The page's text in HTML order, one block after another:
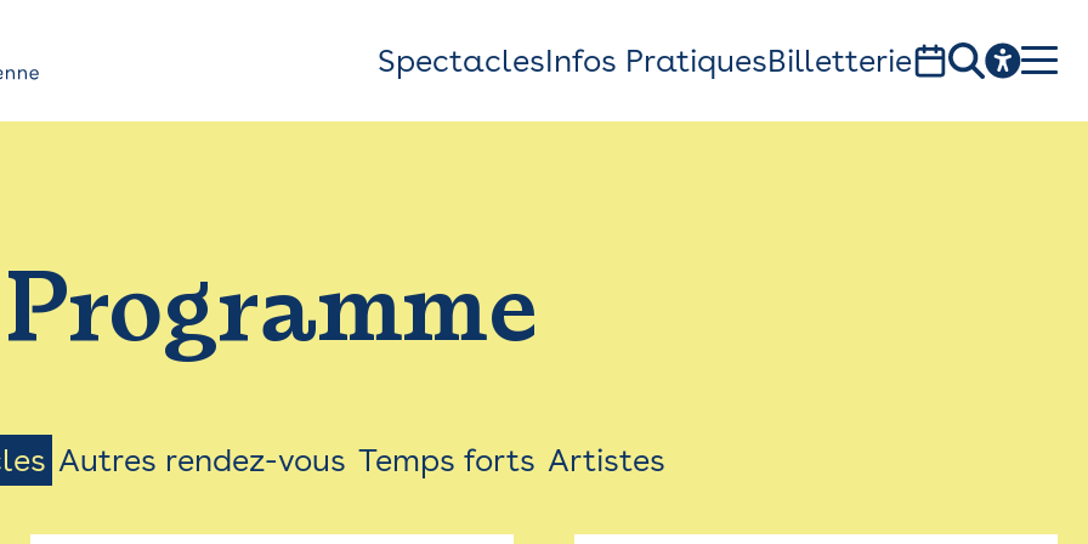
Top
Bar
Menu
SpectaclesInfos PratiquesBilletterie
1, av. du Chateau d'eau - 31300 Toulouse
Programme
Autres rendez-vous Temps forts Artistes